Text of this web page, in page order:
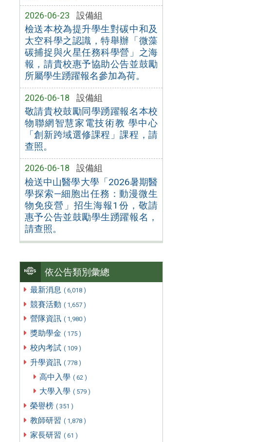
2026-06-23 設備組
檢送本校為提升學生對碳中和及
太空科學之認識，特舉辦「微藻
碳捕捉與火星任務科學營」之海
報，請貴校惠予協助公告並鼓勵
所屬學生踴躍報名參加為荷。
2026-06-18 設備組
敬請貴校鼓勵同學踴躍報名本校
物聯網智慧家電技術教 學中心
「創新跨域選修課程」課程，請
查照。
2026-06-18 設備組
檢送中山醫學大學「2026暑期醫
學探索—細胞出任務：動漫微生
物免疫營」招生海報1份，敬請
惠予公告並鼓勵學生踴躍報名，
請查照。
依公告類別彙總
最新消息 ( 6,018 )
競賽活動 ( 1,657 )
營隊資訊 ( 1,980 )
獎助學金 ( 175 )
校內考試 ( 109 )
升學資訊 ( 778 )
高中入學 ( 62 )
大學入學 ( 579 )
榮譽榜 ( 351 )
教師研習 ( 1,878 )
家長研習 ( 61 )